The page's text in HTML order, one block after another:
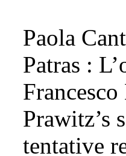
Paola
Patras :
Prawitz’s
tentative